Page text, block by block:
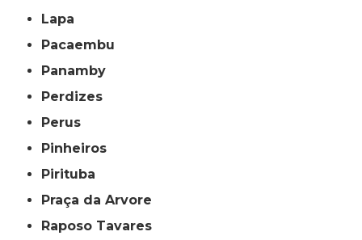
Lapa
Pacaembu
Panamby
Perdizes
Perus
Pinheiros
Pirituba
Praça da Arvore
Raposo Tavares